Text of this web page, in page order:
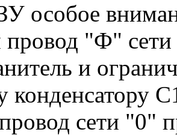
особое
"Ф" сети
и
конденсатору
сети "0"